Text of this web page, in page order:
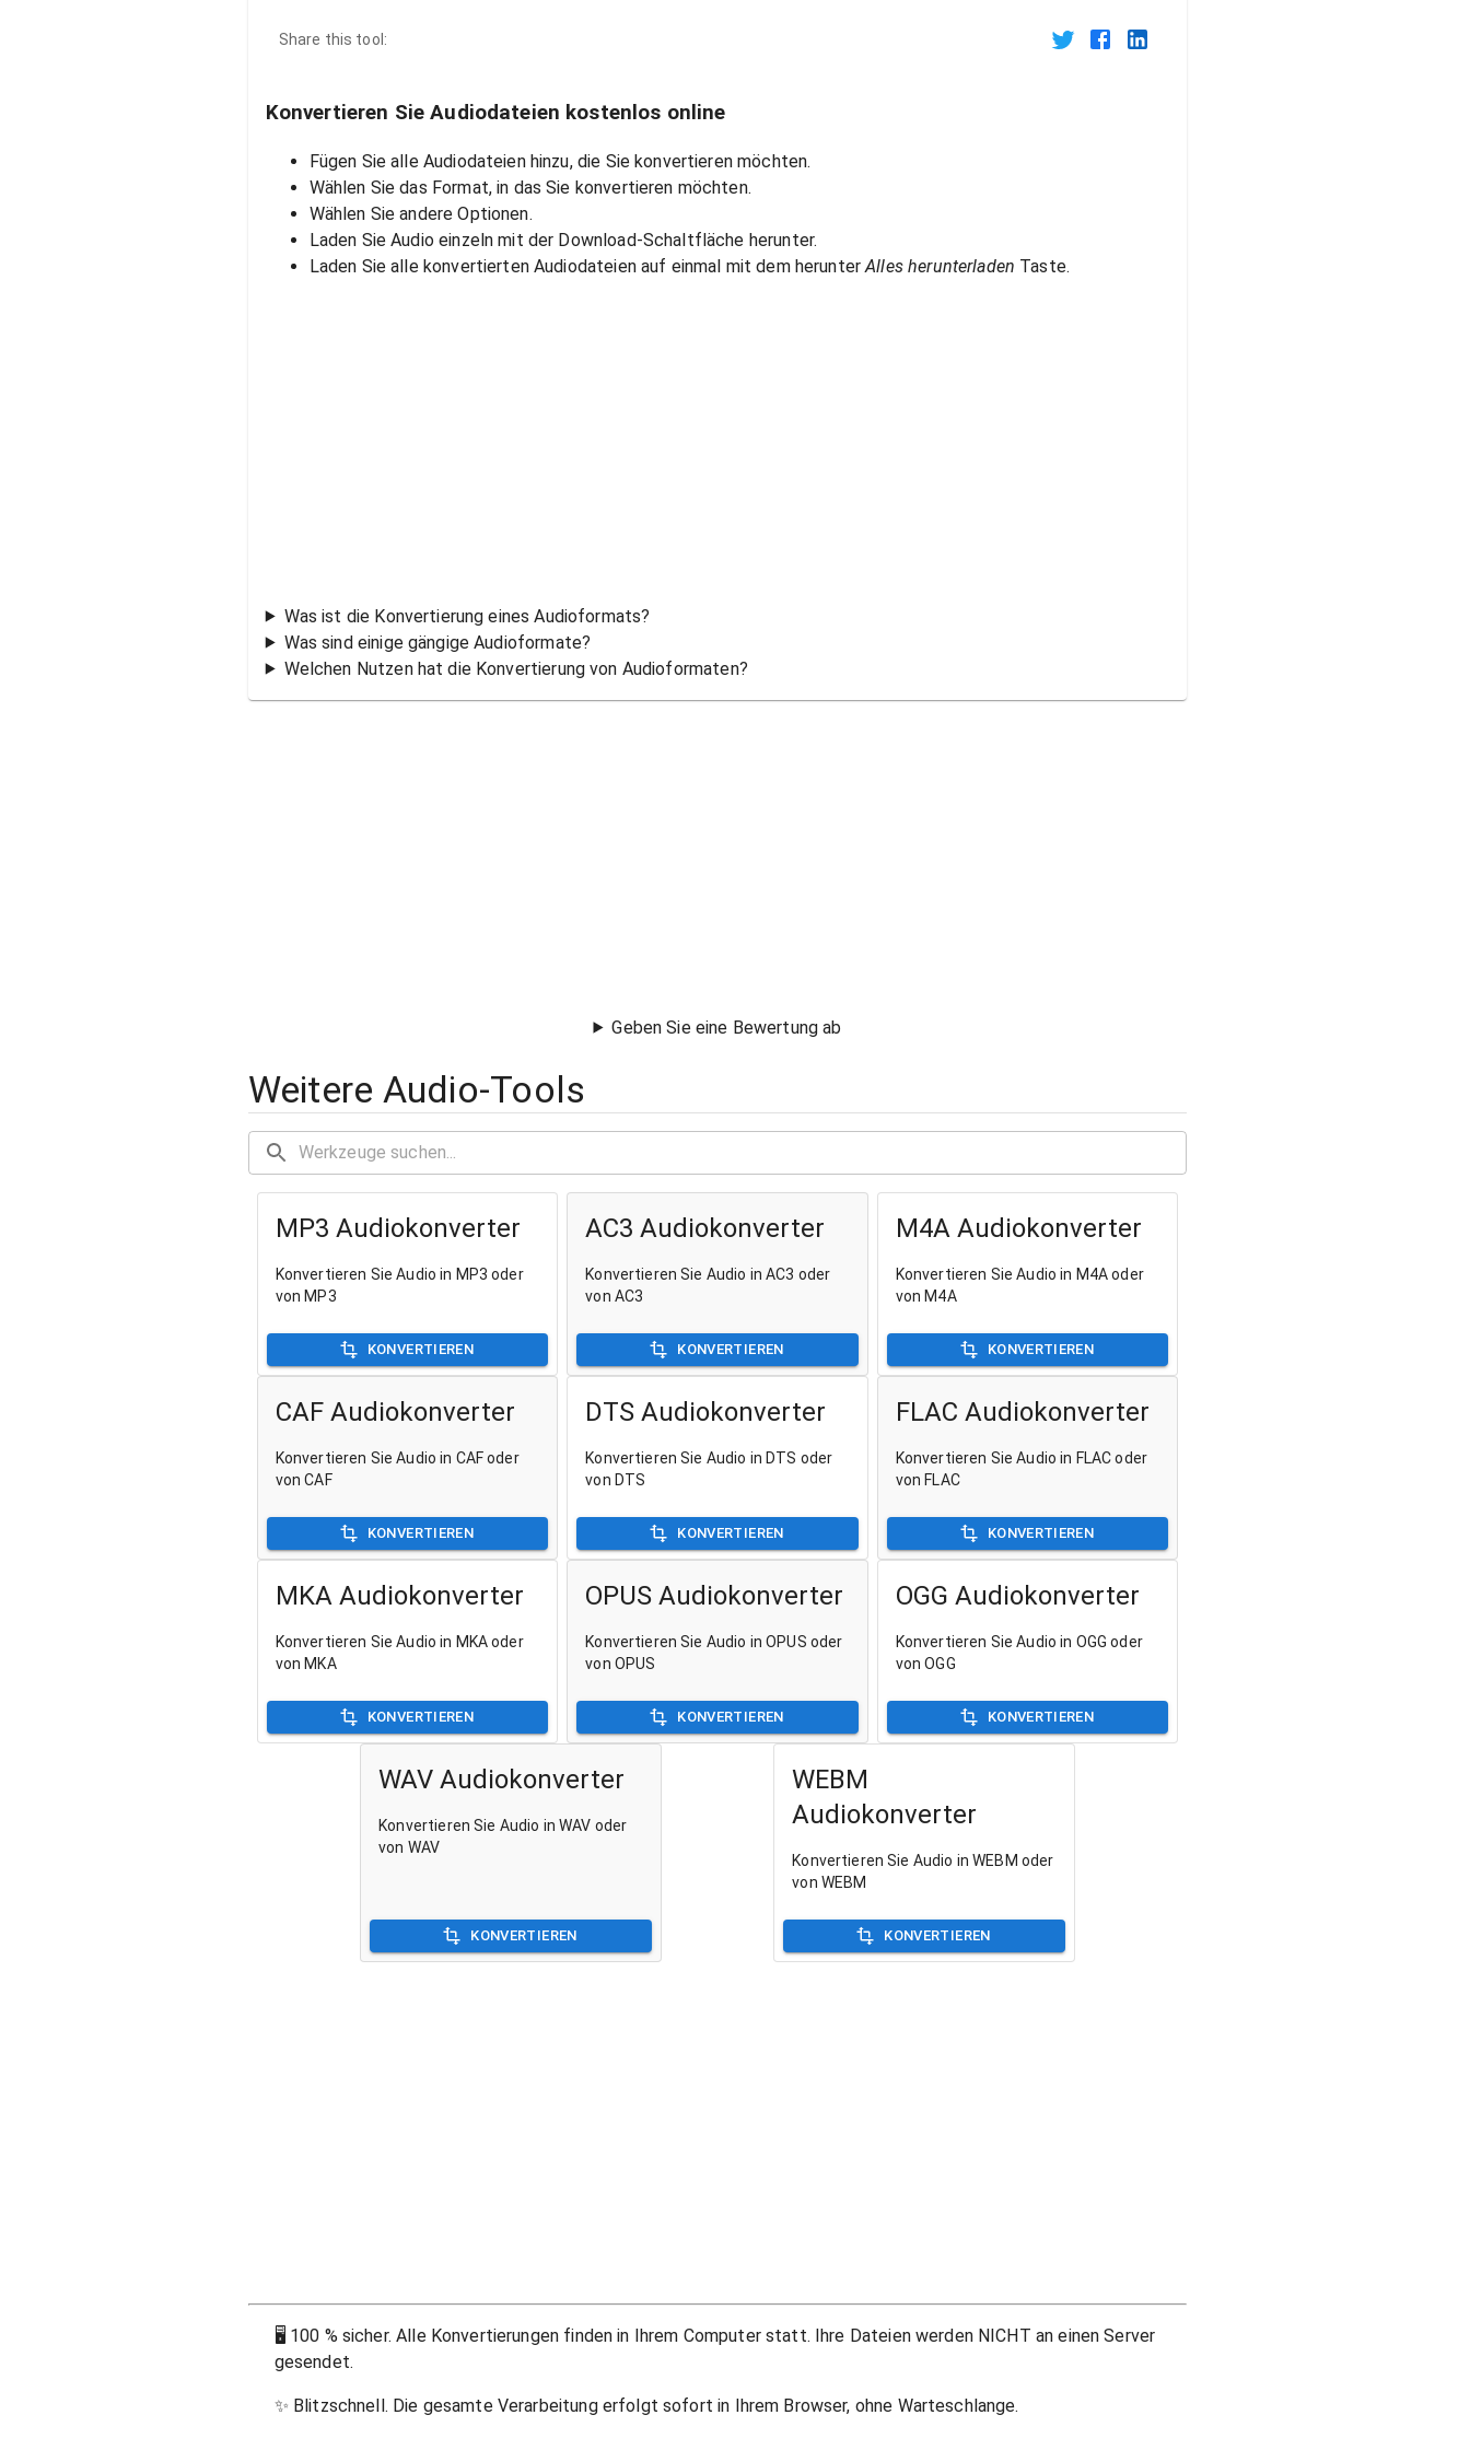
Share this tool:
Konvertieren Sie Audiodateien kostenlos online
Fügen Sie alle Audiodateien hinzu, die Sie konvertieren möchten.
Wählen Sie das Format, in das Sie konvertieren möchten.
Wählen Sie andere Optionen.
Laden Sie Audio einzeln mit der Download-Schaltfläche herunter.
Laden Sie alle konvertierten Audiodateien auf einmal mit dem herunterAlles herunterladen Taste.
Was ist die Konvertierung eines Audioformats?
Was sind einige gängige Audioformate?
Welchen Nutzen hat die Konvertierung von Audioformaten?
Geben Sie eine Bewertung ab
Weitere Audio-Tools
MP3 Audiokonverter
Konvertieren Sie Audio in MP3 oder
von MP3
KONVERTIEREN
AC3 Audiokonverter
Konvertieren Sie Audio in AC3 oder
von AC3
KONVERTIEREN
M4A Audiokonverter
Konvertieren Sie Audio in M4A oder
von M4A
KONVERTIEREN
CAF Audiokonverter
Konvertieren Sie Audio in CAF oder
von CAF
KONVERTIEREN
DTS Audiokonverter
Konvertieren Sie Audio in DTS oder
von DTS
KONVERTIEREN
FLAC Audiokonverter
Konvertieren Sie Audio in FLAC oder
von FLAC
KONVERTIEREN
MKA Audiokonverter
Konvertieren Sie Audio in MKA oder
von MKA
KONVERTIEREN
OPUS Audiokonverter
Konvertieren Sie Audio in OPUS oder
von OPUS
KONVERTIEREN
OGG Audiokonverter
Konvertieren Sie Audio in OGG oder
von OGG
KONVERTIEREN
WAV Audiokonverter
Konvertieren Sie Audio in WAV oder
von WAV
KONVERTIEREN
WEBM
Audiokonverter
Konvertieren Sie Audio in WEBM oder
von WEBM
KONVERTIEREN
🖥 100 % sicher. Alle Konvertierungen finden in Ihrem Computer statt. Ihre Dateien werden NICHT an einen Server
gesendet.
✨ Blitzschnell. Die gesamte Verarbeitung erfolgt sofort in Ihrem Browser, ohne Warteschlange.